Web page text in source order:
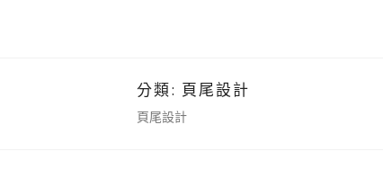
分類: 頁尾設計
頁尾設計